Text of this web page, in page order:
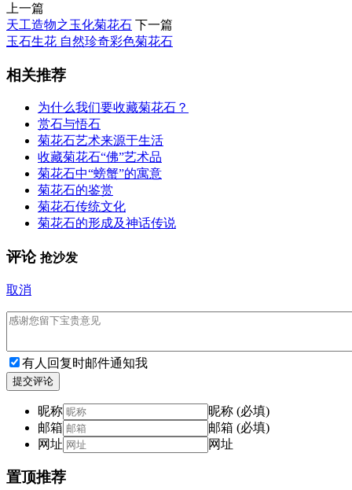
上一篇
天工造物之玉化菊花石 下一篇
玉石生花 自然珍奇彩色菊花石
相关推荐
为什么我们要收藏菊花石？
赏石与悟石
菊花石艺术来源于生活
收藏菊花石“佛”艺术品
菊花石中“螃蟹”的寓意
菊花石的鉴赏
菊花石传统文化
菊花石的形成及神话传说
评论 抢沙发
取消
有人回复时邮件通知我
提交评论
昵称
昵称 (必填)
邮箱
邮箱 (必填)
网址
网址
置顶推荐